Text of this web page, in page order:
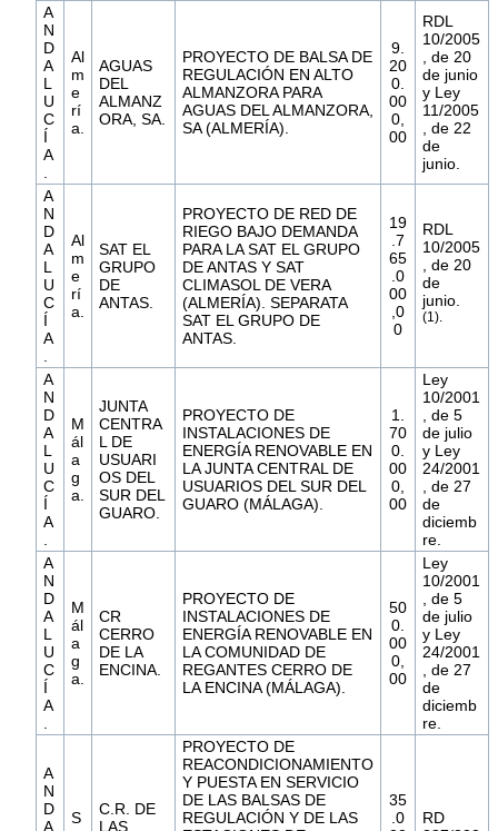
A
N
D
A
L
U
C
Í
A
Al
m
e
rí
a.
AGUAS
DEL
ALMANZ
ORA, SA.
PROYECTO DE BALSA DE
REGULACIÓN EN ALTO
ALMANZORA PARA
AGUAS DEL ALMANZORA,
SA (ALMERÍA).
9.
20
0.
00
0,
00
RDL
10/2005
, de 20
de junio
y Ley
11/2005
, de 22
de
junio.
A
N
D
A
L
U
C
Í
A
Al
m
e
rí
a.
SAT EL
GRUPO
DE
ANTAS.
PROYECTO DE RED DE
RIEGO BAJO DEMANDA
PARA LA SAT EL GRUPO
DE ANTAS Y SAT
CLIMASOL DE VERA
(ALMERÍA). SEPARATA
SAT EL GRUPO DE
ANTAS.
19
.7
65
.0
00
,0
0
RDL
10/2005
, de 20
de
junio.
(1).
A
N
D
A
L
U
C
Í
A
M
ál
a
g
a.
JUNTA
CENTRA
L DE
USUARI
OS DEL
SUR DEL
GUARO.
PROYECTO DE
INSTALACIONES DE
ENERGÍA RENOVABLE EN
LA JUNTA CENTRAL DE
USUARIOS DEL SUR DEL
GUARO (MÁLAGA).
1.
70
0.
00
0,
00
Ley
10/2001
, de 5
de julio
y Ley
24/2001
, de 27
de
diciemb
re.
A
N
D
A
L
U
C
Í
A
M
ál
a
g
a.
CR
CERRO
DE LA
ENCINA.
PROYECTO DE
INSTALACIONES DE
ENERGÍA RENOVABLE EN
LA COMUNIDAD DE
REGANTES CERRO DE
LA ENCINA (MÁLAGA).
50
0.
00
0,
00
Ley
10/2001
, de 5
de julio
y Ley
24/2001
, de 27
de
diciemb
re.
A
N
D
A
S
C.R. DE
LAS
PROYECTO DE
REACONDICIONAMIENTO
Y PUESTA EN SERVICIO
DE LAS BALSAS DE
REGULACIÓN Y DE LAS
35
.0
RD